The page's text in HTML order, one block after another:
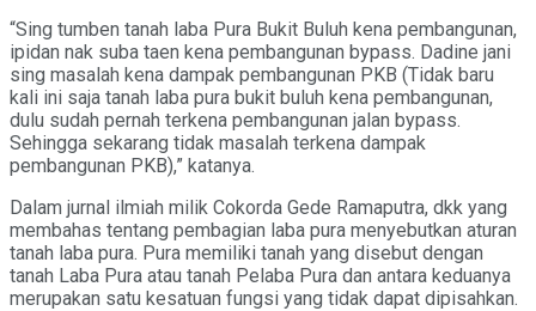
“Sing tumben tanah laba Pura Bukit Buluh kena pembangunan,
ipidan nak suba taen kena pembangunan bypass. Dadine jani
sing masalah kena dampak pembangunan PKB (Tidak baru
kali ini saja tanah laba pura bukit buluh kena pembangunan,
dulu sudah pernah terkena pembangunan jalan bypass.
Sehingga sekarang tidak masalah terkena dampak
pembangunan PKB),” katanya.
Dalam jurnal ilmiah milik Cokorda Gede Ramaputra, dkk yang
membahas tentang pembagian laba pura menyebutkan aturan
tanah laba pura. Pura memiliki tanah yang disebut dengan
tanah Laba Pura atau tanah Pelaba Pura dan antara keduanya
merupakan satu kesatuan fungsi yang tidak dapat dipisahkan.